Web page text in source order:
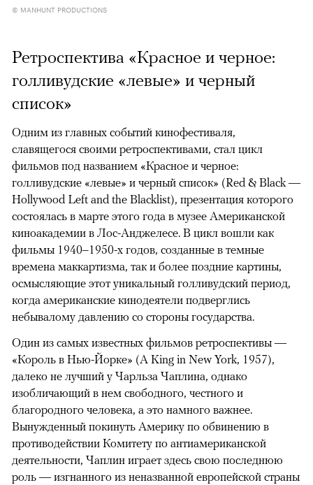
© MANHUNT PRODUCTIONS
Ретроспектива «Красное и черное:
голливудские «левые» и черный
список»
Одним из главных событий кинофестиваля,
славящегося своими ретроспективами, стал цикл
фильмов под названием «Красное и черное:
голливудские «левые» и черный список» (Red & Black —
Hollywood Left and the Blacklist), презентация которого
состоялась в марте этого года в музее Американской
киноакадемии в Лос-Анджелесе. В цикл вошли как
фильмы 1940–1950-х годов, созданные в темные
времена маккартизма, так и более поздние картины,
осмысляющие этот уникальный голливудский период,
когда американские кинодеятели подверглись
небывалому давлению со стороны государства.
Один из самых известных фильмов ретроспективы —
«Король в Нью-Йорке» (A King in New York, 1957),
далеко не лучший у Чарльза Чаплина, однако
изобличающий в нем свободного, честного и
благородного человека, а это намного важнее.
Вынужденный покинуть Америку по обвинению в
противодействии Комитету по антиамериканской
деятельности, Чаплин играет здесь свою последнюю
роль — изгнанного из неназванной европейской страны